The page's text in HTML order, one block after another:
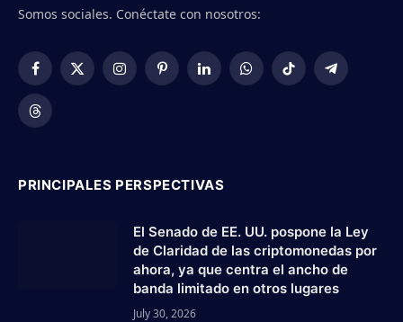
Somos sociales. Conéctate con nosotros:
Facebook
X
InstagramPinterestLinkedInWhatsApp
TikTok Telegram
Threads
PRINCIPALES PERSPECTIVAS
El Senado de EE. UU. pospone la Ley
de Claridad de las criptomonedas por
ahora, ya que centra el ancho de
banda limitado en otros lugares
July 30, 2026